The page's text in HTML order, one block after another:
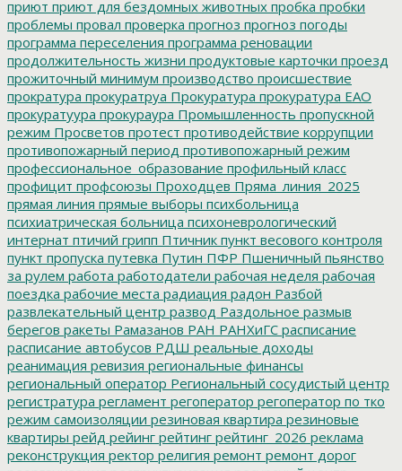
приют приют для бездомных животных пробка пробки
проблемы провал проверка прогноз прогноз погоды
программа переселения программа реновации
продолжительность жизни продуктовые карточки проезд
прожиточный минимум производство происшествие
прократура прокуратруа Прокуратура прокуратура ЕАО
прокуратуура прокураура Промышленность пропускной
режим Просветов протест противодействие коррупции
противопожарный период противопожарный режим
профессиональное_образование профильный класс
профицит профсоюзы Проходцев Пряма_линия_2025
прямая линия прямые выборы психбольница
психиатрическая больница психоневрологический
интернат птичий грипп Птичник пункт весового контроля
пункт пропуска путевка Путин ПФР Пшеничный пьянство
за рулем работа работодатели рабочая неделя рабочая
поездка рабочие места радиация радон Разбой
развлекательный центр развод Раздольное размыв
берегов ракеты Рамазанов РАН РАНХиГС расписание
расписание автобусов РДШ реальные доходы
реанимация ревизия региональные финансы
региональный оператор Региональный сосудистый центр
регистратура регламент регоператор регоператор по тко
режим самоизоляции резиновая квартира резиновые
квартиры рейд рейинг рейтинг рейтинг_2026 реклама
реконструкция ректор религия ремонт ремонт дорог